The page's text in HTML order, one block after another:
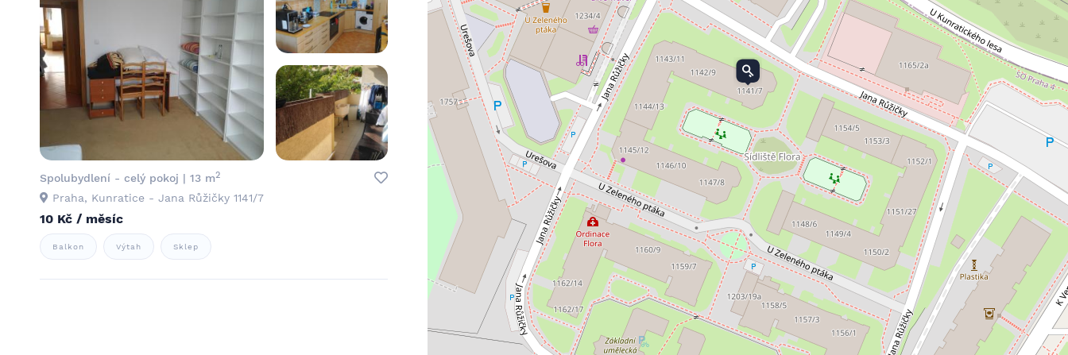
Spolubydlení - celý pokoj | 13 m2
Praha, Kunratice - Jana Růžičky 1141/7
10 Kč / měsíc
Balkon Výtah Sklep